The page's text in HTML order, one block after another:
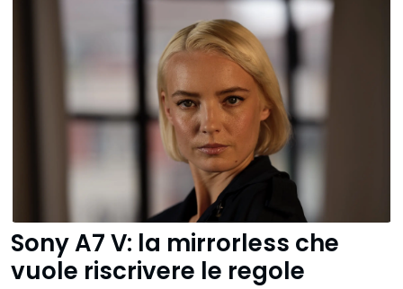
Sony A7 V: la mirrorless che
vuole riscrivere le regole